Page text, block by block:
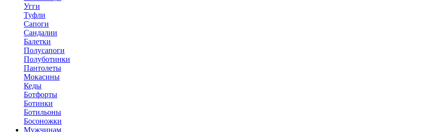
Угги
Туфли
Сапоги
Сандалии
Балетки
Полусапоги
Полуботинки
Пантолеты
Мокасины
Кеды
Ботфорты
Ботинки
Ботильоны
Босоножки
Мужчинам